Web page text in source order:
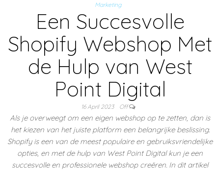
Marketing
Een Succesvolle
Shopify Webshop Met
de Hulp van West
Point Digital
16 April 2023 Off
Als je overweegt om een eigen webshop op te zetten, dan is
het kiezen van het juiste platform een belangrijke beslissing.
Shopify is een van de meest populaire en gebruiksvriendelijke
opties, en met de hulp van West Point Digital kun je een
succesvolle en professionele webshop creëren. In dit artikel